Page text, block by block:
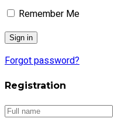
Remember Me
Forgot password?
Registration